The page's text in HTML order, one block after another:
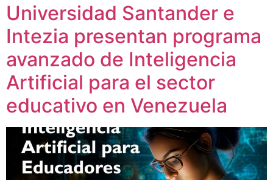
Universidad Santander e
Intezia presentan programa
avanzado de Inteligencia
Artificial para el sector
educativo en Venezuela